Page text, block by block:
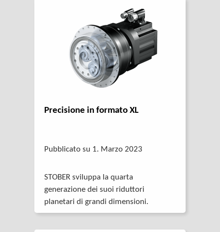
Precisione in formato XL
Pubblicato su 1. Marzo 2023
STOBER sviluppa la quarta
generazione dei suoi riduttori
planetari di grandi dimensioni.